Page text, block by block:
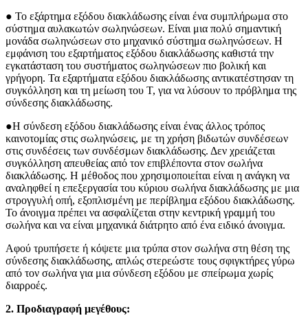
● Το εξάρτημα εξόδου διακλάδωσης είναι ένα συμπλήρωμα στο
σύστημα αυλακωτών σωληνώσεων. Είναι μια πολύ σημαντική
μονάδα σωληνώσεων στο μηχανικό σύστημα σωληνώσεων. Η
εμφάνιση του εξαρτήματος εξόδου διακλάδωσης καθιστά την
εγκατάσταση του συστήματος σωληνώσεων πιο βολική και
γρήγορη. Τα εξαρτήματα εξόδου διακλάδωσης αντικατέστησαν τη
συγκόλληση και τη μείωση του Τ, για να λύσουν το πρόβλημα της
σύνδεσης διακλάδωσης.
●Η σύνδεση εξόδου διακλάδωσης είναι ένας άλλος τρόπος
καινοτομίας στις σωληνώσεις, με τη χρήση βιδωτών συνδέσεων
στις συνδέσεις των συνδέσμων διακλάδωσης. Δεν χρειάζεται
συγκόλληση απευθείας από τον επιβλέποντα στον σωλήνα
διακλάδωσης. Η μέθοδος που χρησιμοποιείται είναι η ανάγκη να
αναληφθεί η επεξεργασία του κύριου σωλήνα διακλάδωσης με μια
στρογγυλή οπή, εξοπλισμένη με περίβλημα εξόδου διακλάδωσης.
Το άνοιγμα πρέπει να ασφαλίζεται στην κεντρική γραμμή του
σωλήνα και να είναι μηχανικά διάτρητο από ένα ειδικό άνοιγμα.
Αφού τρυπήσετε ή κόψετε μια τρύπα στον σωλήνα στη θέση της
σύνδεσης διακλάδωσης, απλώς στερεώστε τους σφιγκτήρες γύρω
από τον σωλήνα για μια σύνδεση εξόδου με σπείρωμα χωρίς
διαρροές.
2. Προδιαγραφή μεγέθους: